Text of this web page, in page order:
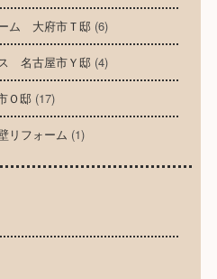
ム 大府市Ｔ邸(6)
名古屋市Ｙ邸(4)
Ｏ邸(17)
リフォーム (1)